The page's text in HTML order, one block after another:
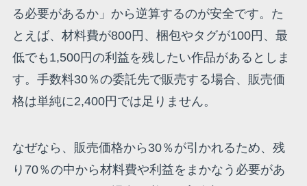
る必要があるか」から逆算するのが安全です。た
とえば、材料費が800円、梱包やタグが100円、最
低でも1,500円の利益を残したい作品があるとしま
す。手数料30％の委託先で販売する場合、販売価
格は単純に2,400円では足りません。
なぜなら、販売価格から30％が引かれるため、残
り70％の中から材料費や利益をまかなう必要があ